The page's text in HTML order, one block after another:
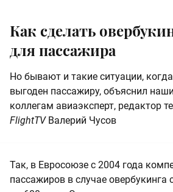
Как сделать
для пассажира
Но бывают и такие ситуации,
выгоден пассажиру, объяснил
коллегам авиаэксперт, редактор
FlightTV Валерий Чусов
Так, в Евросоюзе с 2004 года
пассажиров в случае овербукинга